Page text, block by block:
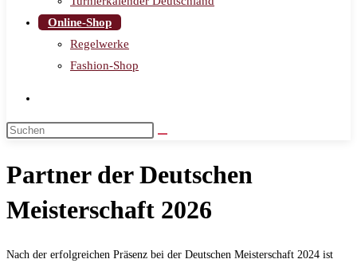
Online-Shop
Regelwerke
Fashion-Shop
Partner der Deutschen
Meisterschaft 2026
Nach der erfolgreichen Präsenz bei der Deutschen Meisterschaft 2024 ist